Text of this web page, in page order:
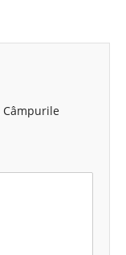
Câmpurile